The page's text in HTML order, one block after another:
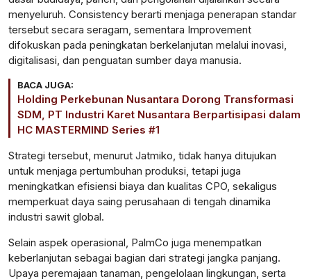
menyeluruh. Consistency berarti menjaga penerapan standar
tersebut secara seragam, sementara Improvement
difokuskan pada peningkatan berkelanjutan melalui inovasi,
digitalisasi, dan penguatan sumber daya manusia.
BACA JUGA:
Holding Perkebunan Nusantara Dorong Transformasi
SDM, PT Industri Karet Nusantara Berpartisipasi dalam
HC MASTERMIND Series #1
Strategi tersebut, menurut Jatmiko, tidak hanya ditujukan
untuk menjaga pertumbuhan produksi, tetapi juga
meningkatkan efisiensi biaya dan kualitas CPO, sekaligus
memperkuat daya saing perusahaan di tengah dinamika
industri sawit global.
Selain aspek operasional, PalmCo juga menempatkan
keberlanjutan sebagai bagian dari strategi jangka panjang.
Upaya peremajaan tanaman, pengelolaan lingkungan, serta